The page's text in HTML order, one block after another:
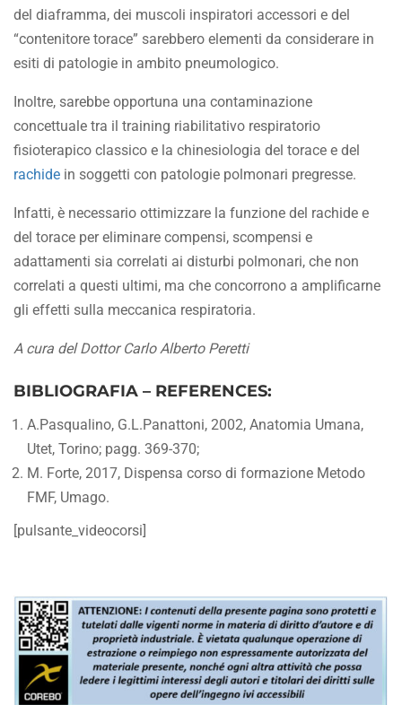
del diaframma, dei muscoli inspiratori accessori e del
“contenitore torace” sarebbero elementi da considerare in
esiti di patologie in ambito pneumologico.
Inoltre, sarebbe opportuna una contaminazione
concettuale tra il training riabilitativo respiratorio
fisioterapico classico e la chinesiologia del torace e del
rachide in soggetti con patologie polmonari pregresse.
Infatti, è necessario ottimizzare la funzione del rachide e
del torace per eliminare compensi, scompensi e
adattamenti sia correlati ai disturbi polmonari, che non
correlati a questi ultimi, ma che concorrono a amplificarne
gli effetti sulla meccanica respiratoria.
A cura del Dottor Carlo Alberto Peretti
BIBLIOGRAFIA – REFERENCES:
A.Pasqualino, G.L.Panattoni, 2002, Anatomia Umana,
Utet, Torino; pagg. 369-370;
M. Forte, 2017, Dispensa corso di formazione Metodo
FMF, Umago.
[pulsante_videocorsi]